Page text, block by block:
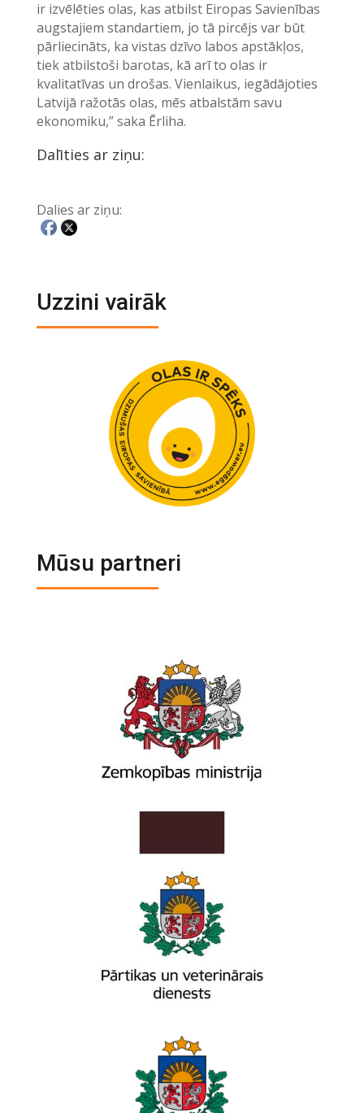
ir izvēlēties olas, kas atbilst Eiropas Savienības
augstajiem standartiem, jo tā pircējs var būt
pārliecināts, ka vistas dzīvo labos apstākļos,
tiek atbilstoši barotas, kā arī to olas ir
kvalitatīvas un drošas. Vienlaikus, iegādājoties
Latvijā ražotās olas, mēs atbalstām savu
ekonomiku,” saka Ērliha.
Dalīties ar ziņu:
Dalies ar ziņu:
Uzzini vairāk
Mūsu partneri